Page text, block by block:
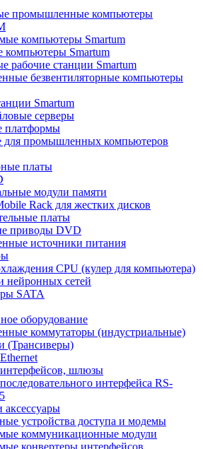
промышленные компьютеры
компьютеры Smartum
компьютеры Smartum
рабочие станции Smartum
безвентиляторные компьютеры
Smartum
серверы
платформы
промышленных компьютеров
платы
модули памяти
Rack для жестких дисков
платы
приводы DVD
источники питания
CPU (кулер для компьютера)
нейронных сетей
SATA
оборудование
коммутаторы (индустриальные)
(Трансиверы)
шлюзы
интерфейса RS-
устройства доступа и модемы
коммуникационные модули
конвертеры интерфейсов